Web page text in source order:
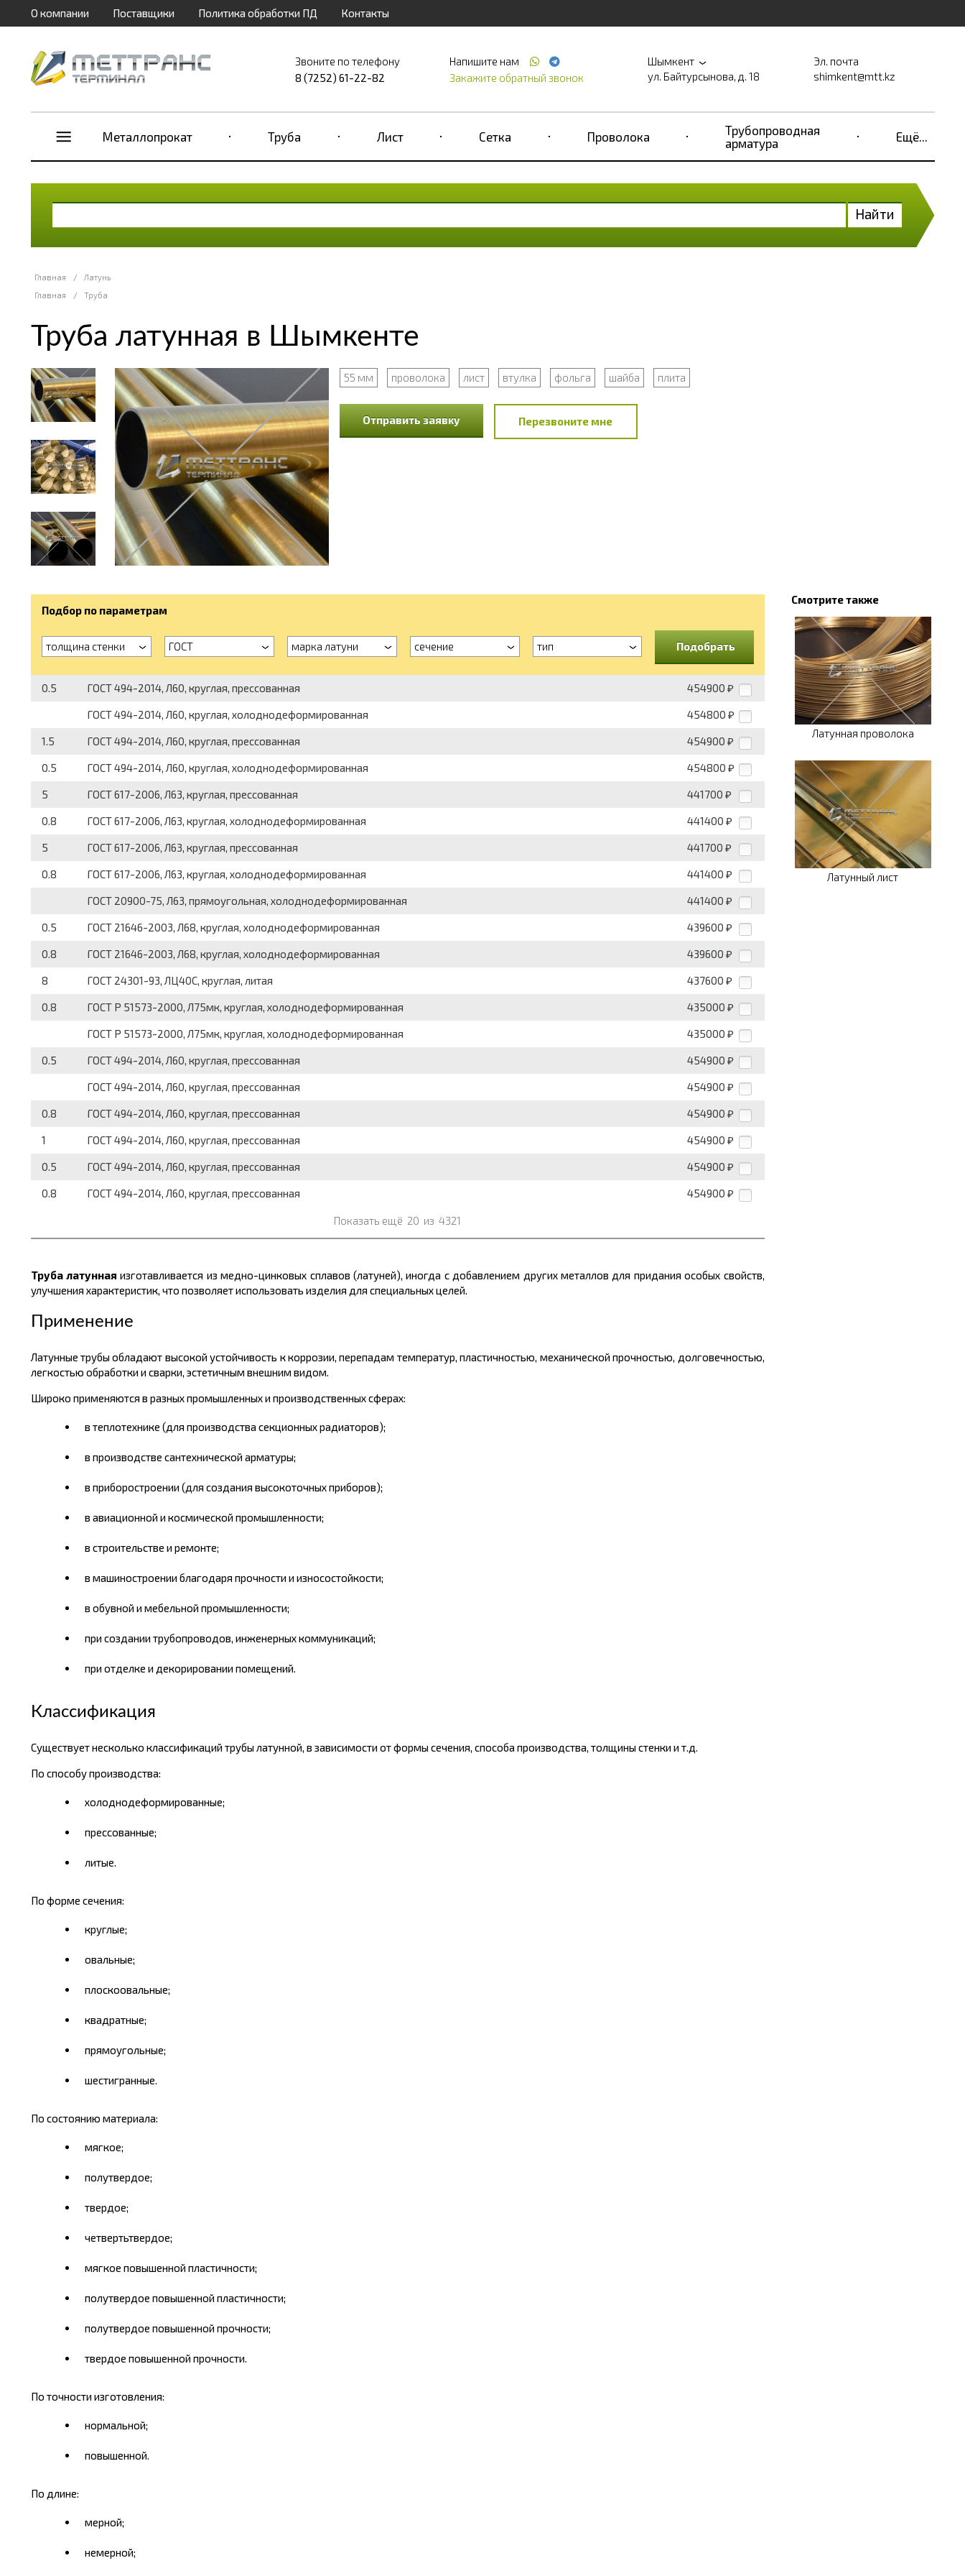
О компании Поставщики Политика обработки ПД Контакты
Звоните по телефону
8 (7252) 61-22-82
Напишите нам
Закажите обратный звонок
Шымкент
ул. Байтурсынова, д. 18
Эл. почта
shimkent@mtt.kz
Металлопрокат Труба Лист Сетка Проволока
Трубопроводная
арматура
Ещё...
Найти
Главная /
Латунь
Главная
/ Труба
Труба латунная в Шымкенте
55 мм проволока лист втулка фольга шайба плита
Отправить заявку Перезвоните мне
Подбор по параметрам
толщина стенки ГОСТ марка латуни сечение тип Подобрать
0.5 ГОСТ 494-2014, Л60, круглая, прессованная 454900 ₽
ГОСТ 494-2014, Л60, круглая, холоднодеформированная 454800 ₽
1.5 ГОСТ 494-2014, Л60, круглая, прессованная 454900 ₽
0.5 ГОСТ 494-2014, Л60, круглая, холоднодеформированная 454800 ₽
5 ГОСТ 617-2006, Л63, круглая, прессованная 441700 ₽
0.8 ГОСТ 617-2006, Л63, круглая, холоднодеформированная 441400 ₽
5 ГОСТ 617-2006, Л63, круглая, прессованная 441700 ₽
0.8 ГОСТ 617-2006, Л63, круглая, холоднодеформированная 441400 ₽
ГОСТ 20900-75, Л63, прямоугольная, холоднодеформированная 441400 ₽
0.5 ГОСТ 21646-2003, Л68, круглая, холоднодеформированная 439600 ₽
0.8 ГОСТ 21646-2003, Л68, круглая, холоднодеформированная 439600 ₽
8 ГОСТ 24301-93, ЛЦ40С, круглая, литая 437600 ₽
0.8 ГОСТ Р 51573-2000, Л75мк, круглая, холоднодеформированная 435000 ₽
ГОСТ Р 51573-2000, Л75мк, круглая, холоднодеформированная 435000 ₽
0.5 ГОСТ 494-2014, Л60, круглая, прессованная 454900 ₽
ГОСТ 494-2014, Л60, круглая, прессованная 454900 ₽
0.8 ГОСТ 494-2014, Л60, круглая, прессованная 454900 ₽
1 ГОСТ 494-2014, Л60, круглая, прессованная 454900 ₽
0.5 ГОСТ 494-2014, Л60, круглая, прессованная 454900 ₽
0.8 ГОСТ 494-2014, Л60, круглая, прессованная 454900 ₽
Показать ещё 20 из 4321
Труба латунная изготавливается из медно-цинковых сплавов (латуней), иногда с добавлением других металлов для придания особых свойств,
улучшения характеристик, что позволяет использовать изделия для специальных целей.
Применение
Латунные трубы обладают высокой устойчивость к коррозии, перепадам температур, пластичностью, механической прочностью, долговечностью,
легкостью обработки и сварки, эстетичным внешним видом.
Широко применяются в разных промышленных и производственных сферах:
в теплотехнике (для производства секционных радиаторов);
в производстве сантехнической арматуры;
в приборостроении (для создания высокоточных приборов);
в авиационной и космической промышленности;
в строительстве и ремонте;
в машиностроении благодаря прочности и износостойкости;
в обувной и мебельной промышленности;
при создании трубопроводов, инженерных коммуникаций;
при отделке и декорировании помещений.
Классификация
Существует несколько классификаций трубы латунной, в зависимости от формы сечения, способа производства, толщины стенки и т.д.
По способу производства:
холоднодеформированные;
прессованные;
литые.
По форме сечения:
круглые;
овальные;
плоскоовальные;
квадратные;
прямоугольные;
шестигранные.
По состоянию материала:
мягкое;
полутвердое;
твердое;
четвертьтвердое;
мягкое повышенной пластичности;
полутвердое повышенной пластичности;
полутвердое повышенной прочности;
твердое повышенной прочности.
По точности изготовления:
нормальной;
повышенной.
По длине:
мерной;
немерной;
Смотрите также
Латунная проволока
Латунный лист